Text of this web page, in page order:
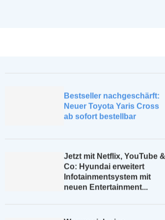
Bestseller nachgeschärft:
Neuer Toyota Yaris Cross
ab sofort bestellbar
Jetzt mit Netflix, YouTube &
Co: Hyundai erweitert
Infotainmentsystem mit
neuen Entertainment...